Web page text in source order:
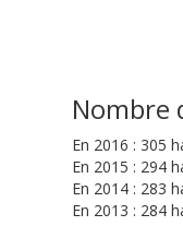
Nombre
En 2016 : 305
En 2015 : 294
En 2014 : 283
En 2013 : 284